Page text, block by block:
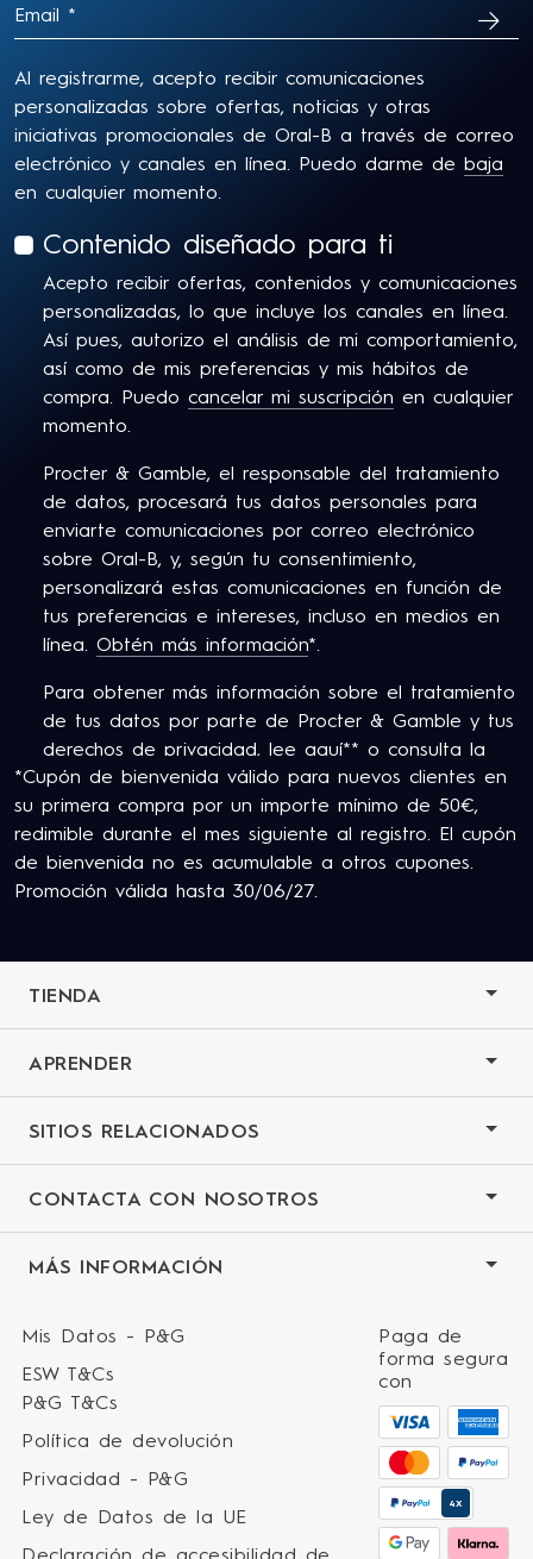
Al registrarme, acepto recibir comunicaciones
personalizadas sobre ofertas, noticias y otras
iniciativas promocionales de Oral-B a través de correo
electrónico y canales en línea. Puedo darme de baja
en cualquier momento.
Contenido diseñado para ti
Acepto recibir ofertas, contenidos y comunicaciones
personalizadas, lo que incluye los canales en línea.
Así pues, autorizo el análisis de mi comportamiento,
así como de mis preferencias y mis hábitos de
compra. Puedo cancelar mi suscripción en cualquier
momento.
Procter & Gamble, el responsable del tratamiento
de datos, procesará tus datos personales para
enviarte comunicaciones por correo electrónico
sobre Oral-B, y, según tu consentimiento,
personalizará estas comunicaciones en función de
tus preferencias e intereses, incluso en medios en
línea. Obtén más información*.
Para obtener más información sobre el tratamiento
de tus datos por parte de Procter & Gamble y tus
derechos de privacidad, lee aquí** o consulta la
Política de Privacidad completa de P&G.
Tiene al menos 18 años y consiente en nuestros
Términos y Condiciones
*Cupón de bienvenida válido para nuevos clientes en
su primera compra por un importe mínimo de 50€,
redimible durante el mes siguiente al registro. El cupón
de bienvenida no es acumulable a otros cupones.
Promoción válida hasta 30/06/27.
TIENDA
APRENDER
SITIOS RELACIONADOS
CONTACTA CON NOSOTROS
MÁS INFORMACIÓN
Paga de
forma segura
con
4X
Mis Datos - P&G
ESW T&Cs
P&G T&Cs
Política de devolución
Privacidad - P&G
Ley de Datos de la UE
Declaración de accesibilidad de